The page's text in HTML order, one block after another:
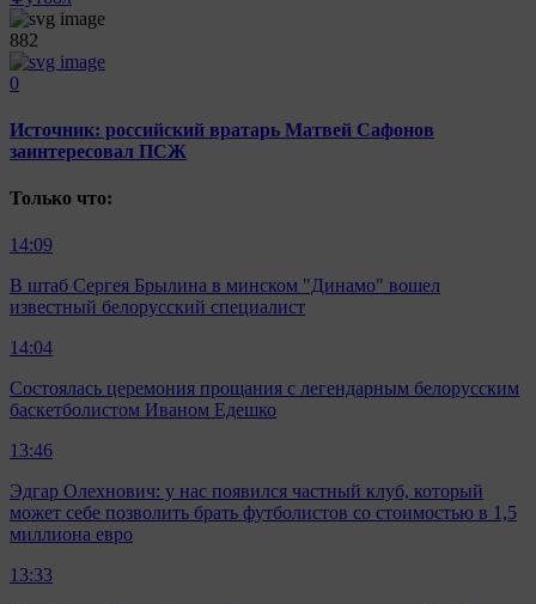
882
0
Источник: российский вратарь Матвей Сафонов
заинтересовал ПСЖ
Только что:
14:09
В штаб Сергея Брылина в минском "Динамо" вошел
известный белорусский специалист
14:04
Состоялась церемония прощания с легендарным белорусским
баскетболистом Иваном Едешко
13:46
Эдгар Олехнович: у нас появился частный клуб, который
может себе позволить брать футболистов со стоимостью в 1,5
миллиона евро
13:33